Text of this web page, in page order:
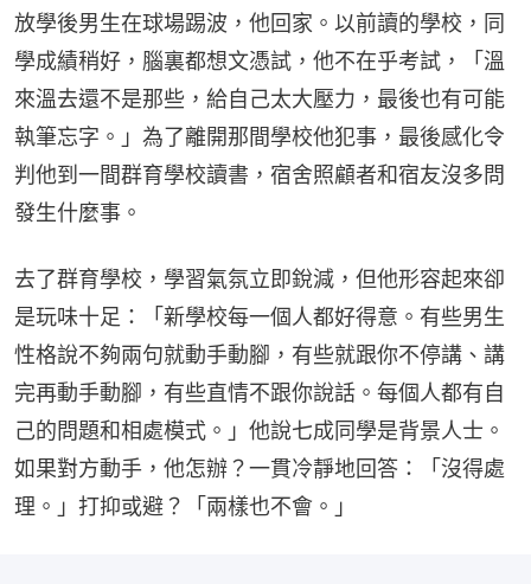
放學後男生在球場踢波，他回家。以前讀的學校，同
學成績稍好，腦裏都想文憑試，他不在乎考試，「溫
來溫去還不是那些，給自己太大壓力，最後也有可能
執筆忘字。」為了離開那間學校他犯事，最後感化令
判他到一間群育學校讀書，宿舍照顧者和宿友沒多問
發生什麼事。
去了群育學校，學習氣氛立即銳減，但他形容起來卻
是玩味十足：「新學校每一個人都好得意。有些男生
性格說不夠兩句就動手動腳，有些就跟你不停講、講
完再動手動腳，有些直情不跟你說話。每個人都有自
己的問題和相處模式。」他說七成同學是背景人士。
如果對方動手，他怎辦？一貫冷靜地回答：「沒得處
理。」打抑或避？「兩樣也不會。」